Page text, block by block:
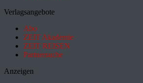
Verlagsangebote
Abo
ZEIT Akademie
ZEIT REISEN
Partnersuche
Anzeigen